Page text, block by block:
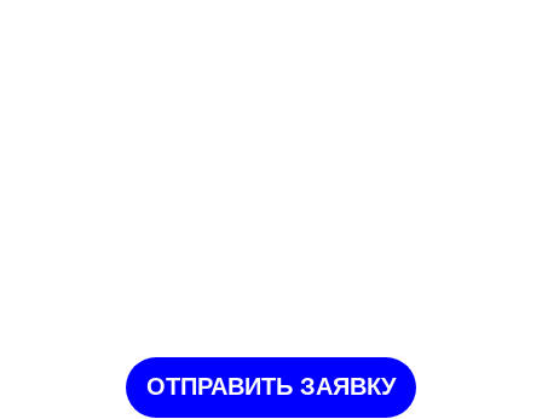
ОТПРАВИТЬ ЗАЯВКУ